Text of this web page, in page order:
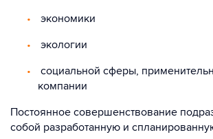
экономики
экологии
социальной сферы,
компании
Постоянное совершенствование
собой разработанную и